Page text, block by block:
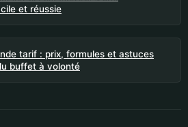
et réussie
tarif : prix, formules et astuces
buffet à volonté